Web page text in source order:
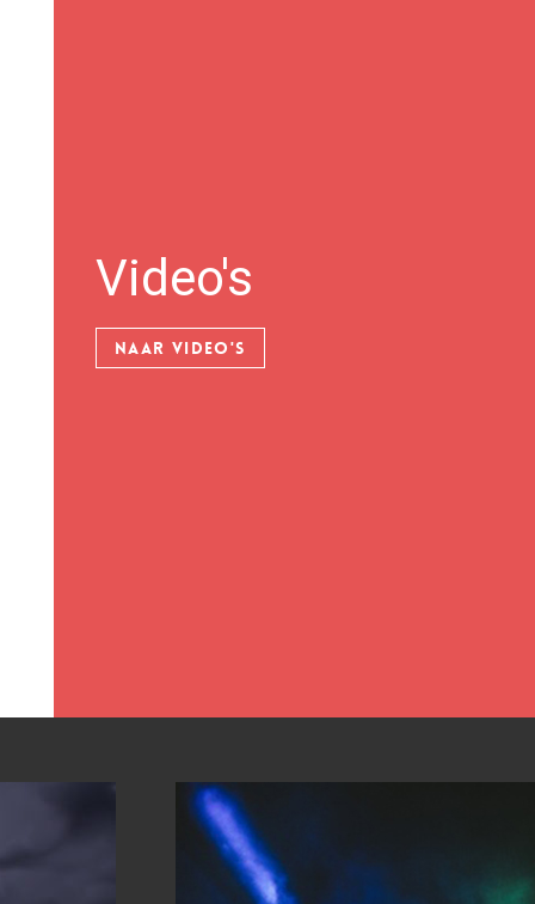
Video's
NAAR VIDEO'S